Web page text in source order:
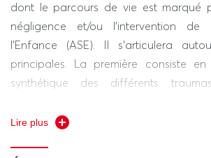
dont le parcours de vie est marqué
négligence et/ou l'intervention
l'Enfance (ASE). Il s'articulera
principales. La première consiste
synthétique des différents
sexuel, violence scolaire…)
Lire plus